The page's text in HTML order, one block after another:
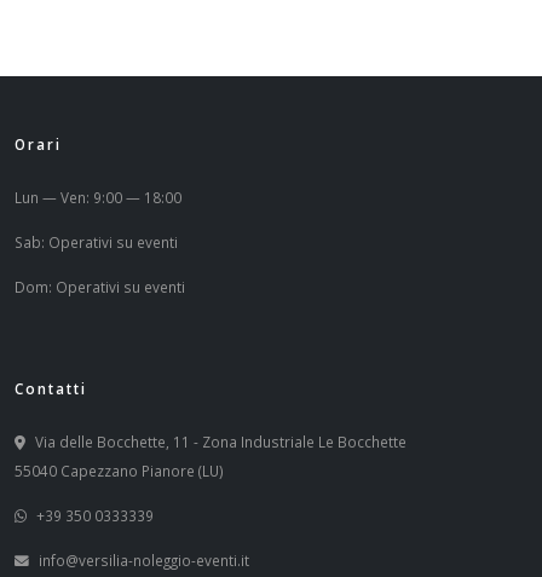
Orari
Lun — Ven: 9:00 — 18:00
Sab: Operativi su eventi
Dom: Operativi su eventi
Contatti
Via delle Bocchette, 11 - Zona Industriale Le Bocchette
55040 Capezzano Pianore (LU)
+39 350 0333339
info@versilia-noleggio-eventi.it